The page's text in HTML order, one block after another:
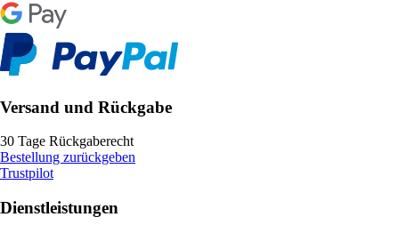
Versand und Rückgabe
30 Tage Rückgaberecht
Bestellung zurückgeben
Trustpilot
Dienstleistungen